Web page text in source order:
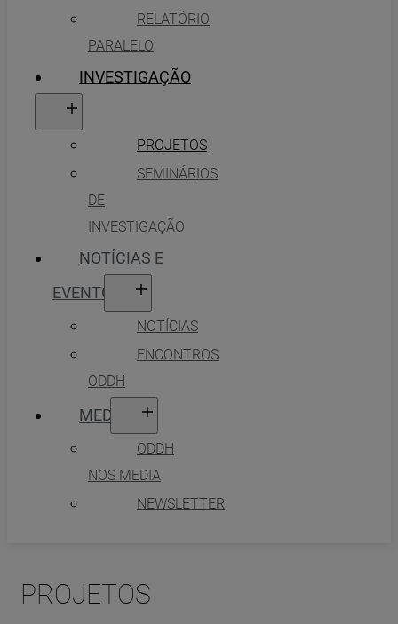
RELATÓRIO
PARALELO
INVESTIGAÇÃO
PROJETOS
SEMINÁRIOS
DE
INVESTIGAÇÃO
NOTÍCIAS E
EVENTOS
NOTÍCIAS
ENCONTROS
ODDH
MEDIA
ODDH
NOS MEDIA
NEWSLETTER
PROJETOS